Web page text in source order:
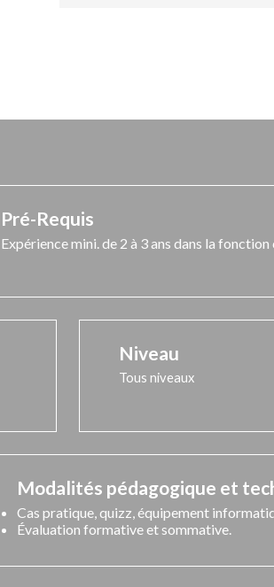
Pré-Requis
Expérience mini. de 2 à 3 ans dans la
Niveau
Tous niveaux
Modalités pédagogique et
Cas pratique, quizz, équipement
Évaluation formative et sommative.